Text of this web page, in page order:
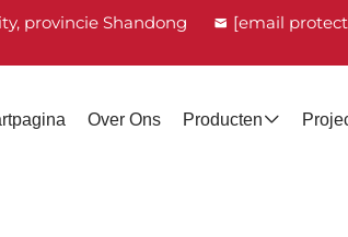
provincie Shandong [email
Over Ons Producten